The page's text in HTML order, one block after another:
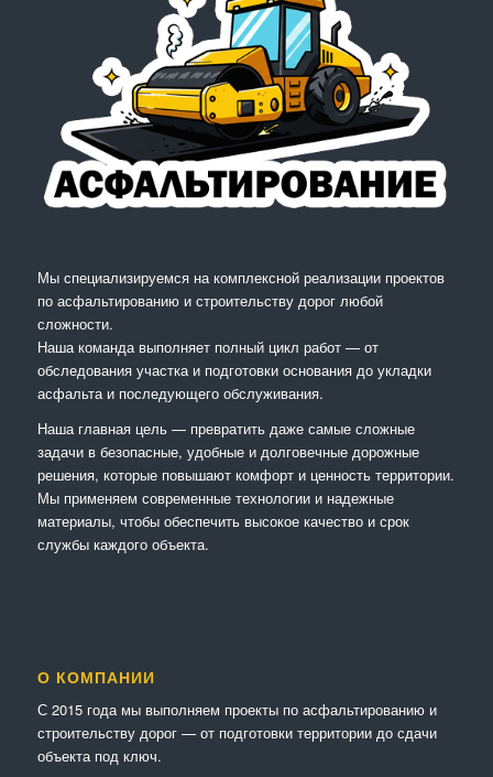
Мы специализируемся на комплексной реализации проектов
по асфальтированию и строительству дорог любой
сложности.
Наша команда выполняет полный цикл работ — от
обследования участка и подготовки основания до укладки
асфальта и последующего обслуживания.
Наша главная цель — превратить даже самые сложные
задачи в безопасные, удобные и долговечные дорожные
решения, которые повышают комфорт и ценность территории.
Мы применяем современные технологии и надежные
материалы, чтобы обеспечить высокое качество и срок
службы каждого объекта.
О КОМПАНИИ
С 2015 года мы выполняем проекты по асфальтированию и
строительству дорог — от подготовки территории до сдачи
объекта под ключ.